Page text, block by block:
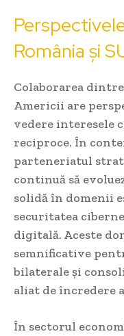
România și
Colaborarea
Americii are
vedere interesele
reciproce. În
parteneriatul
continuă să
solidă în domenii
securitatea
digitală. Aceste
semnificative
bilaterale și
aliat de încredere
În sectorul